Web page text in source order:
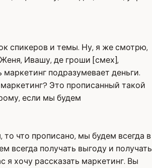
спикеров и темы. Ну, я же смотрю,
Ивашу, де гроши [смех],
маркетинг подразумевает деньги.
Это прописанный такой
если мы будем
то что прописано, мы будем всегда в
всегда получать выгоду и получать
я хочу рассказать маркетинг. Вы